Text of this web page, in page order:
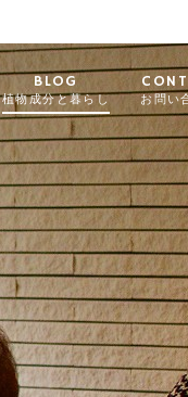
BLOG
植物成分と暮らし お問い